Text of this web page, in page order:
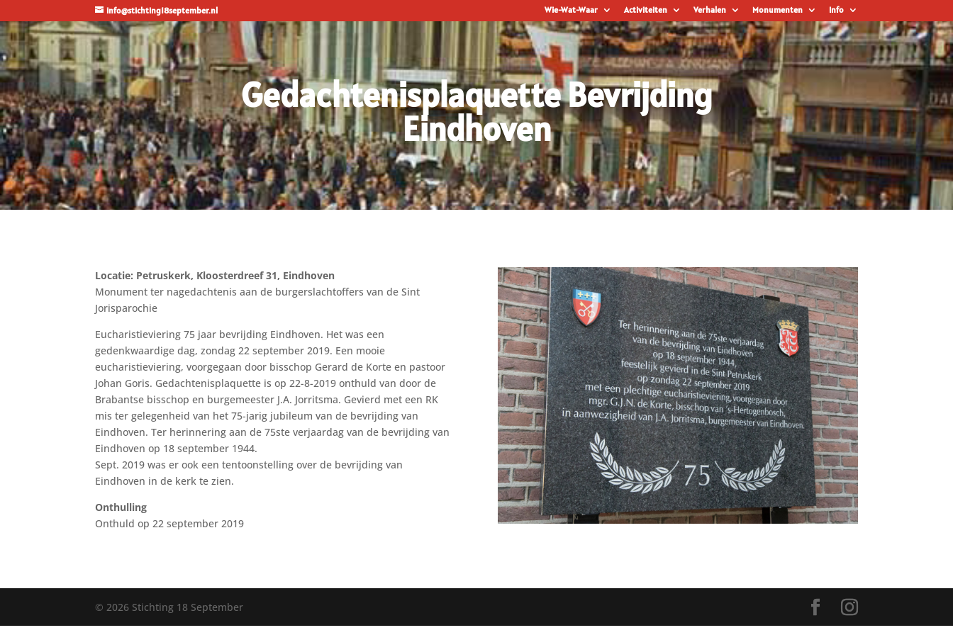
info@stichting18september.nl Wie-Wat-Waar Activiteiten Verhalen Monumenten Info
Gedachtenisplaquette Bevrijding
Eindhoven
Locatie: Petruskerk, Kloosterdreef 31, Eindhoven
Monument ter nagedachtenis aan de burgerslachtoffers van de Sint
Jorisparochie
Eucharistieviering 75 jaar bevrijding Eindhoven. Het was een
gedenkwaardige dag, zondag 22 september 2019. Een mooie
eucharistieviering, voorgegaan door bisschop Gerard de Korte en pastoor
Johan Goris. Gedachtenisplaquette is op 22-8-2019 onthuld van door de
Brabantse bisschop en burgemeester J.A. Jorritsma. Gevierd met een RK
mis ter gelegenheid van het 75-jarig jubileum van de bevrijding van
Eindhoven. Ter herinnering aan de 75ste verjaardag van de bevrijding van
Eindhoven op 18 september 1944.
Sept. 2019 was er ook een tentoonstelling over de bevrijding van
Eindhoven in de kerk te zien.
Onthulling
Onthuld op 22 september 2019
©2026 Stichting 18 September